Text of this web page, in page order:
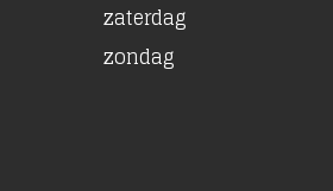
zaterdag
zondag